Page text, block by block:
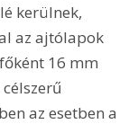
kerülnek,
az ajtólapok
16 mm
az esetben a